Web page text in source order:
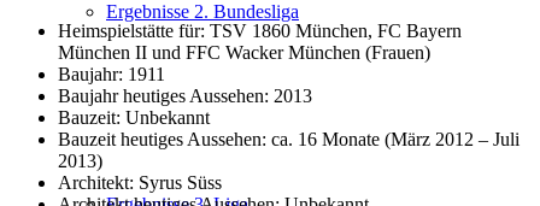
Ergebnisse 2. Bundesliga
Heimspielstätte für: TSV 1860 München, FC Bayern
München II und FFC Wacker München (Frauen)
Baujahr: 1911
Baujahr heutiges Aussehen: 2013
Bauzeit: Unbekannt
Bauzeit heutiges Aussehen: ca. 16 Monate (März 2012 – Juli
2013)
Architekt: Syrus Süss